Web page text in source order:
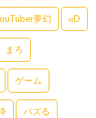
夢幻 αD
まろ
ゲーム
バズる